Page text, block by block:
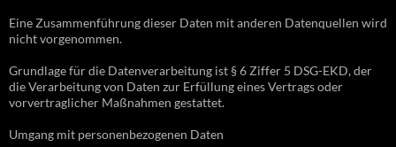
Eine Zusammenführung dieser Daten mit anderen Datenquellen wird
nicht vorgenommen.
Grundlage für die Datenverarbeitung ist § 6 Ziffer 5 DSG-EKD, der
die Verarbeitung von Daten zur Erfüllung eines Vertrags oder
vorvertraglicher Maßnahmen gestattet.
Umgang mit personenbezogenen Daten